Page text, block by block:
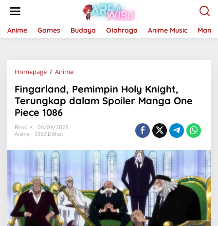
Anime Games Budaya Olahraga Anime Music
Homepage / AnimeFingarland,
Holy
Knight,
Terungkap
Piece
Fingarland, Pemimpin Holy Knight,
Terungkap dalam Spoiler Manga One
Piece 1086
Riska K
06/09/2023
Anime
3352 Dilihat